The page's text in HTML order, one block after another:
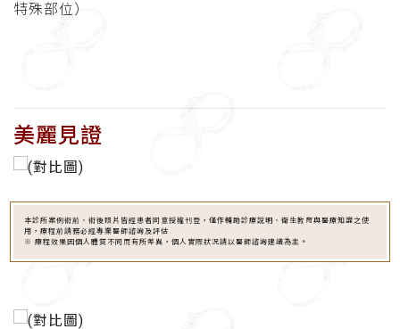
特殊部位）
美麗見證
本診所案例術前、術後照片皆經患者同意授權刊登，僅作輔助診療說明、衛生教育與醫療知識之使
用，療程前請務必經專業醫師諮詢及評估
※ 療程效果因個人體質不同而有所差異，個人實際狀況請以醫師諮詢建議為主。